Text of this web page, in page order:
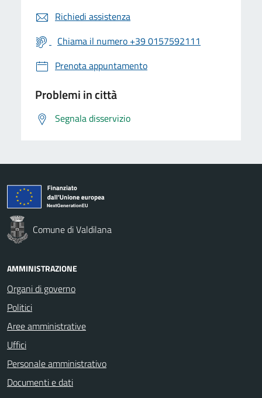
Richiedi assistenza
Chiama il numero +39 0157592111
Prenota appuntamento
Problemi in città
Segnala disservizio
Comune di Valdilana
AMMINISTRAZIONE
Organi di governo
Politici
Aree amministrative
Uffici
Personale amministrativo
Documenti e dati